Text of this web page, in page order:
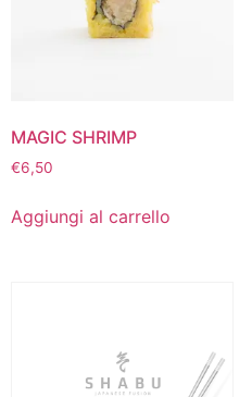
MAGIC SHRIMP
€6,50
Aggiungi al carrello